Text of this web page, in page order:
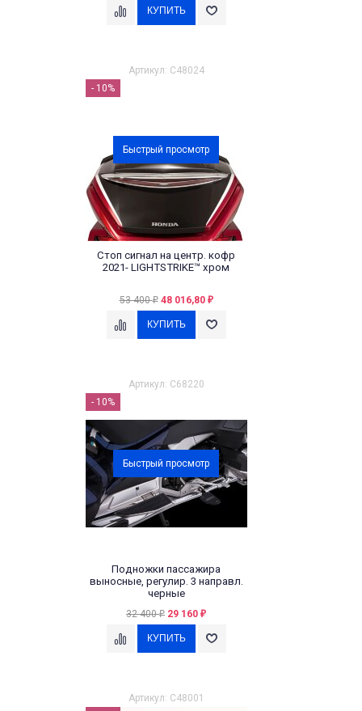
Артикул: C48024
- 10%
Быстрый просмотр
Стоп сигнал на центр. кофр
2021- LIGHTSTRIKE™ хром
53 400₽ 48 016,80 ₽
Артикул: C68220
- 10%
Быстрый просмотр
Подножки пассажира
выносные, регулир. 3 направл.
черные
32 400₽ 29 160 ₽
Артикул: C48001